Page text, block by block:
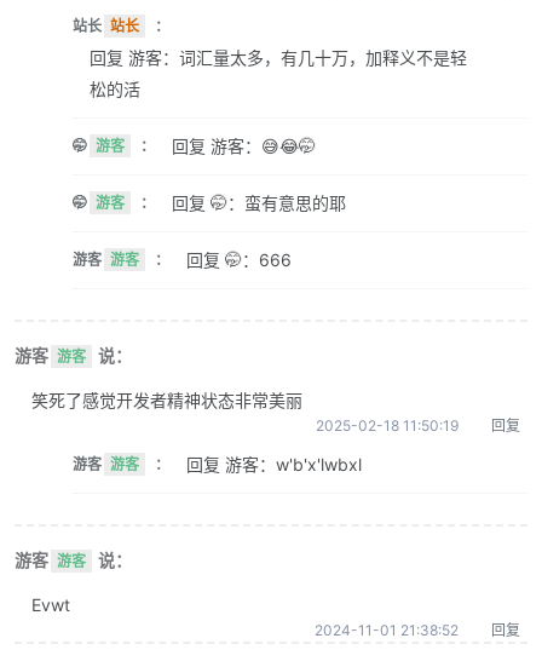
站长 站长 ：
回复 游客：词汇量太多，有几十万，加释义不是轻
松的活
🤭 游客 ： 回复 游客：😅😂🤭
🤭 游客 ： 回复 🤭：蛮有意思的耶
游客 游客 ： 回复 🤭：666
游客 游客 说：
笑死了感觉开发者精神状态非常美丽
2025-02-18 11:50:19 回复
游客 游客 ： 回复 游客：w'b'x'lwbxl
游客 游客 说：
Evwt
2024-11-01 21:38:52 回复